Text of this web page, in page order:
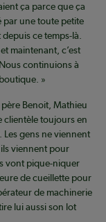
ça parce que ça
par une toute petite
ce temps-là.
maintenant, c’est
continuions à
»
Benoit, Mathieu
clientèle toujours en
Les gens ne viennent
viennent pour
vont pique-niquer
de cueillette pour
de machinerie
lui aussi son lot